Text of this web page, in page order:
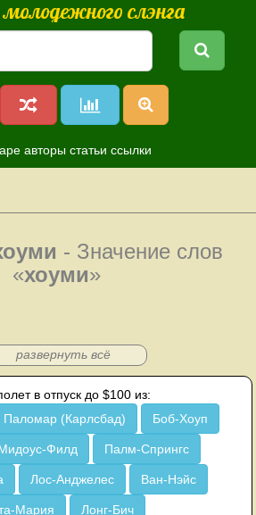
слэнга
авторы статьи ссылки
- Значение слов
«хоуми»
развернуть всё
в отпуск до $100 из:
Паломар (Карлсбад) Боб-Хоуп
Филд Палм-Спрингс
Лос-Анджелес Ван-Нэйс
Мария Лонг-Бич